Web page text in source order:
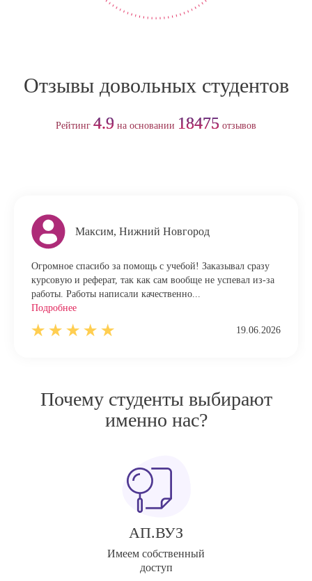
Отзывы довольных студентов
Рейтинг 4.9 на основании 18475 отзывов
Максим, Нижний Новгород
Огромное спасибо за помощь с учебой! Заказывал сразу
курсовую и реферат, так как сам вообще не успевал из-за
работы. Работы написали качественно...
Подробнее
19.06.2026
Почему студенты выбирают
именно нас?
АП.ВУЗ
Имеем собственный
доступ